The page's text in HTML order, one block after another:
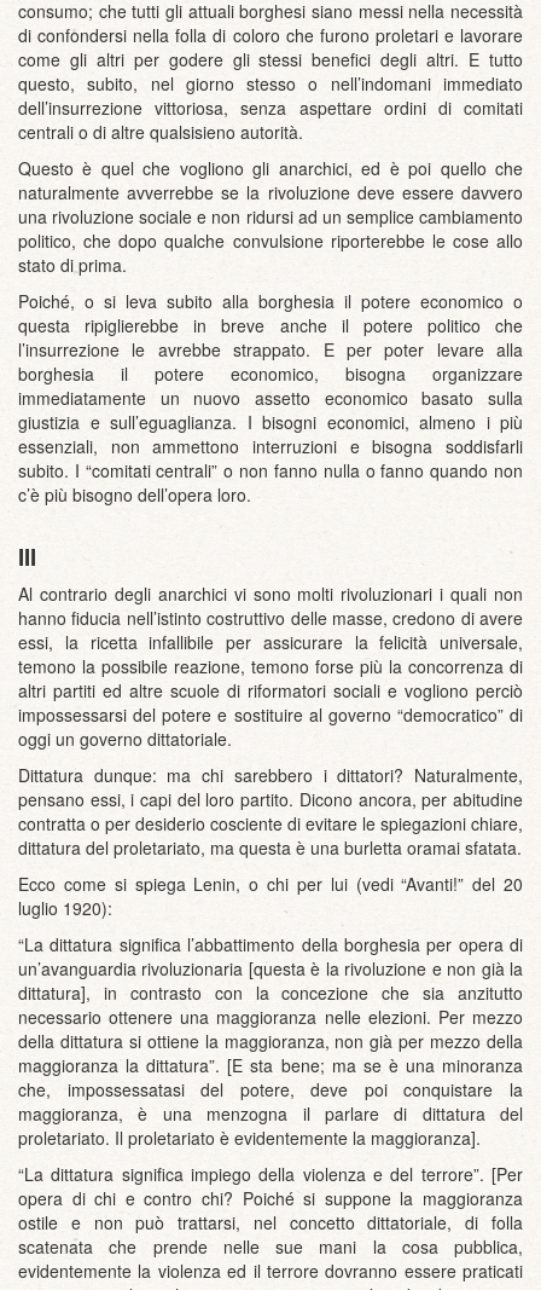
consumo; che tutti gli attuali borghesi siano messi nella necessità
di confondersi nella folla di coloro che furono proletari e lavorare
come gli altri per godere gli stessi benefici degli altri. E tutto
questo, subito, nel giorno stesso o nell’indomani immediato
dell’insurrezione vittoriosa, senza aspettare ordini di comitati
centrali o di altre qualsisieno autorità.
Questo è quel che vogliono gli anarchici, ed è poi quello che
naturalmente avverrebbe se la rivoluzione deve essere davvero
una rivoluzione sociale e non ridursi ad un semplice cambiamento
politico, che dopo qualche convulsione riporterebbe le cose allo
stato di prima.
Poiché, o si leva subito alla borghesia il potere economico o
questa ripiglierebbe in breve anche il potere politico che
l’insurrezione le avrebbe strappato. E per poter levare alla
borghesia il potere economico, bisogna organizzare
immediatamente un nuovo assetto economico basato sulla
giustizia e sull’eguaglianza. I bisogni economici, almeno i più
essenziali, non ammettono interruzioni e bisogna soddisfarli
subito. I “comitati centrali” o non fanno nulla o fanno quando non
c’è più bisogno dell’opera loro.
III
Al contrario degli anarchici vi sono molti rivoluzionari i quali non
hanno fiducia nell’istinto costruttivo delle masse, credono di avere
essi, la ricetta infallibile per assicurare la felicità universale,
temono la possibile reazione, temono forse più la concorrenza di
altri partiti ed altre scuole di riformatori sociali e vogliono perciò
impossessarsi del potere e sostituire al governo “democratico” di
oggi un governo dittatoriale.
Dittatura dunque: ma chi sarebbero i dittatori? Naturalmente,
pensano essi, i capi del loro partito. Dicono ancora, per abitudine
contratta o per desiderio cosciente di evitare le spiegazioni chiare,
dittatura del proletariato, ma questa è una burletta oramai sfatata.
Ecco come si spiega Lenin, o chi per lui (vedi “Avanti!” del 20
luglio 1920):
“La dittatura significa l’abbattimento della borghesia per opera di
un’avanguardia rivoluzionaria [questa è la rivoluzione e non già la
dittatura], in contrasto con la concezione che sia anzitutto
necessario ottenere una maggioranza nelle elezioni. Per mezzo
della dittatura si ottiene la maggioranza, non già per mezzo della
maggioranza la dittatura”. [E sta bene; ma se è una minoranza
che, impossessatasi del potere, deve poi conquistare la
maggioranza, è una menzogna il parlare di dittatura del
proletariato. Il proletariato è evidentemente la maggioranza].
“La dittatura significa impiego della violenza e del terrore”. [Per
opera di chi e contro chi? Poiché si suppone la maggioranza
ostile e non può trattarsi, nel concetto dittatoriale, di folla
scatenata che prende nelle sue mani la cosa pubblica,
evidentemente la violenza ed il terrore dovranno essere praticati